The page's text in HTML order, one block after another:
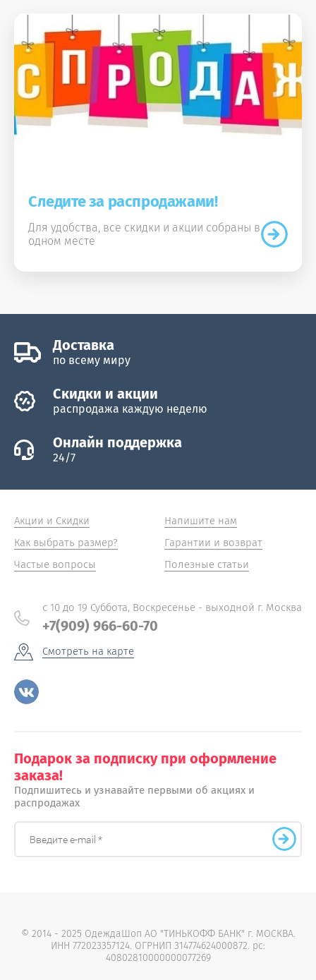
Следите за распродажами!
Для удобства, все скидки и акции собраны в
одном месте
Доставка
по всему миру
Скидки и акции
распродажа каждую неделю
Онлайн поддержка
24/7
Акции и Скидки
Как выбрать размер?
Частые вопросы
Напишите нам
Гарантии и возврат
Полезные статьи
с 10 до 19 Суббота, Воскресенье - выходной г. Москва
+7(909) 966-60-70
Смотреть на карте
Подарок за подписку при оформление
заказа!
Подпишитесь и узнавайте первыми об акциях и
распродажах
© 2014 - 2025 ОдеждаШоп АО "ТИНЬКОФФ БАНК" г. МОСКВА.
ИНН 772023357124. ОГРНИП 314774624000872. рс:
40802810000000077269